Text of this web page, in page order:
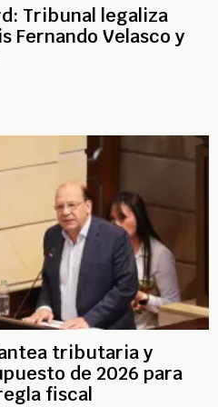
Tribunal legaliza
Fernando Velasco y
tributaria y
de 2026 para
fiscal